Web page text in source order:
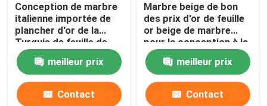
Conception de marbre
italienne importée de
plancher d'or de la
Turquie de feuille de
tuiles royales de
marbremeilleur prix
Contact
Marbre beige de bon
des prix d'or de feuille
or beige de marbre
pour la conception à la
maison de temple de
marbre de décoration
pour la maison
meilleur prix
Contact